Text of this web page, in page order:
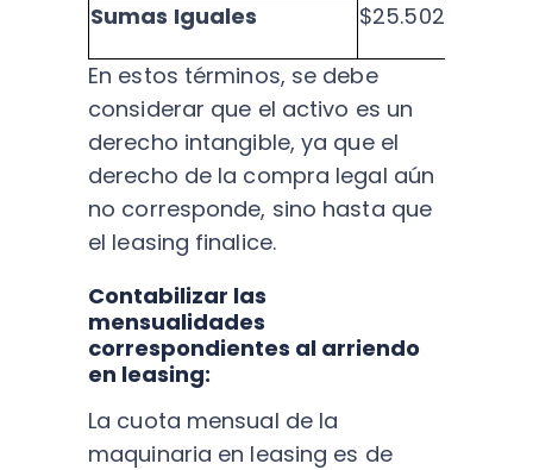
Sumas Iguales $25.502.770
En estos términos, se debe
considerar que el activo es un
derecho intangible, ya que el
derecho de la compra legal aún
no corresponde, sino hasta que
el leasing finalice.
Contabilizar las
mensualidades
correspondientes al arriendo
en leasing:
La cuota mensual de la
maquinaria en leasing es de